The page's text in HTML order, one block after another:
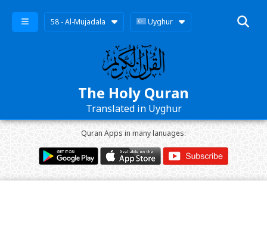
58 - Al-Mujadala Uyghur
The Holy Quran
Translated in Uyghur
Quran Apps in many lanuages: